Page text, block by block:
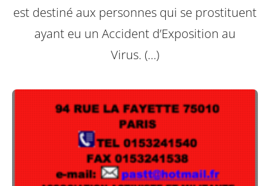
est destiné aux personnes qui se prostituent
ayant eu un Accident d’Exposition au
Virus. (…)